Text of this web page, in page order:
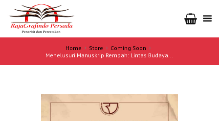
Home Store
Coming Soon
Menelusuri Manuskrip Rempah: Lintas Budaya...